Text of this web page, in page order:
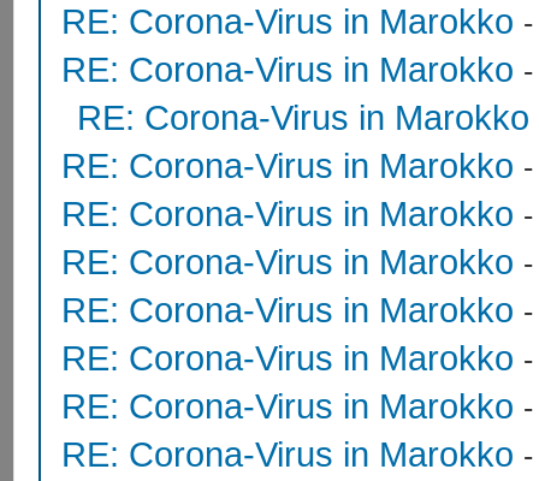
RE: Corona-Virus in Marokko
RE: Corona-Virus in Marokko
RE: Corona-Virus in Marokko
RE: Corona-Virus in Marokko
RE: Corona-Virus in Marokko
RE: Corona-Virus in Marokko
RE: Corona-Virus in Marokko
RE: Corona-Virus in Marokko
RE: Corona-Virus in Marokko
RE: Corona-Virus in Marokko